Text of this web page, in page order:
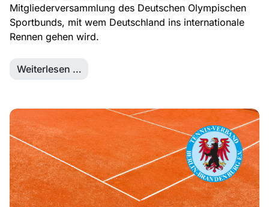
Mitgliederversammlung des Deutschen Olympischen
Sportbunds, mit wem Deutschland ins internationale
Rennen gehen wird.
Weiterlesen …